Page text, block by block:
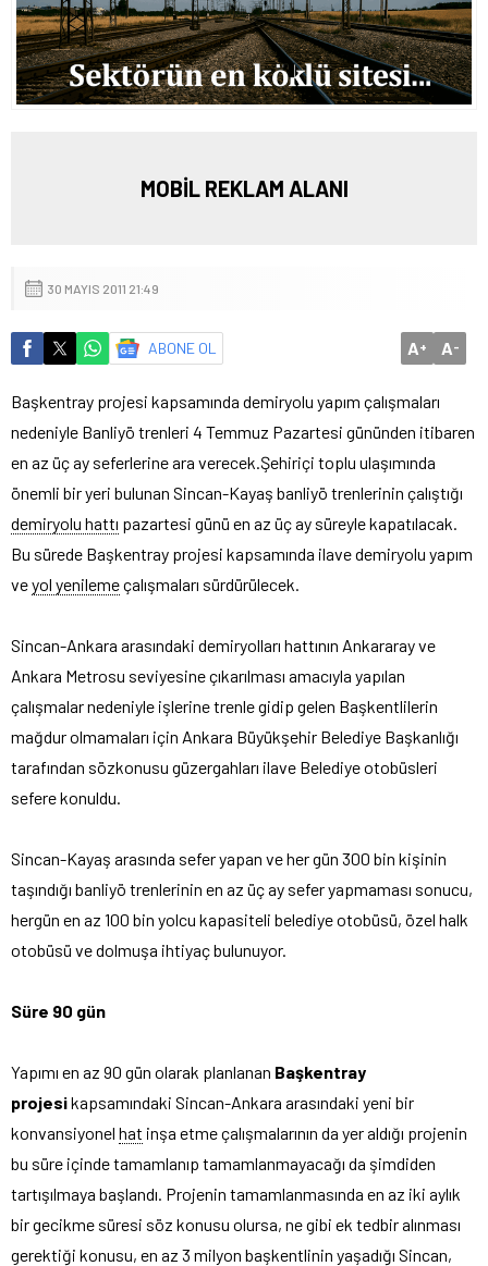
MOBİL REKLAM ALANI
30 MAYIS 2011 21:49
ABONE OL A+ A-
Başkentray projesi kapsamında demiryolu yapım çalışmaları
nedeniyle Banliyö trenleri 4 Temmuz Pazartesi gününden itibaren
en az üç ay seferlerine ara verecek. Şehiriçi toplu ulaşımında
önemli bir yeri bulunan Sincan-Kayaş banliyö trenlerinin çalıştığı
demiryolu hattı pazartesi günü en az üç ay süreyle kapatılacak.
Bu sürede Başkentray projesi kapsamında ilave demiryolu yapım
veyol yenilemeçalışmaları sürdürülecek.
Sincan-Ankara arasındaki demiryolları hattının Ankararay ve
Ankara Metrosu seviyesine çıkarılması amacıyla yapılan
çalışmalar nedeniyle işlerine trenle gidip gelen Başkentlilerin
mağdur olmamaları için Ankara Büyükşehir Belediye Başkanlığı
tarafından sözkonusu güzergahları ilave Belediye otobüsleri
sefere konuldu.
Sincan-Kayaş arasında sefer yapan ve her gün 300 bin kişinin
taşındığı banliyö trenlerinin en az üç ay sefer yapmaması sonucu,
hergün en az 100 bin yolcu kapasiteli belediye otobüsü, özel halk
otobüsü ve dolmuşa ihtiyaç bulunuyor.
Süre 90 gün
Yapımı en az 90 gün olarak planlanan Başkentray
projesikapsamındaki Sincan-Ankara arasındaki yeni bir
konvansiyonel hat inşa etme çalışmalarının da yer aldığı projenin
bu süre içinde tamamlanıp tamamlanmayacağı da şimdiden
tartışılmaya başlandı. Projenin tamamlanmasında en az iki aylık
bir gecikme süresi söz konusu olursa, ne gibi ek tedbir alınması
gerektiği konusu, en az 3 milyon başkentlinin yaşadığı Sincan,